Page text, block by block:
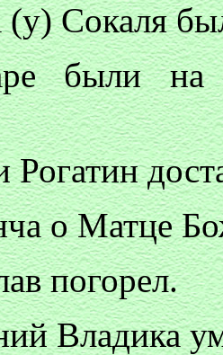
(у) Сокаля
были
о Матце
погорел.
Владика